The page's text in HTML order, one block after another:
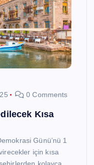
0 Comments
Kısa
Günü’nü 1
için kısa